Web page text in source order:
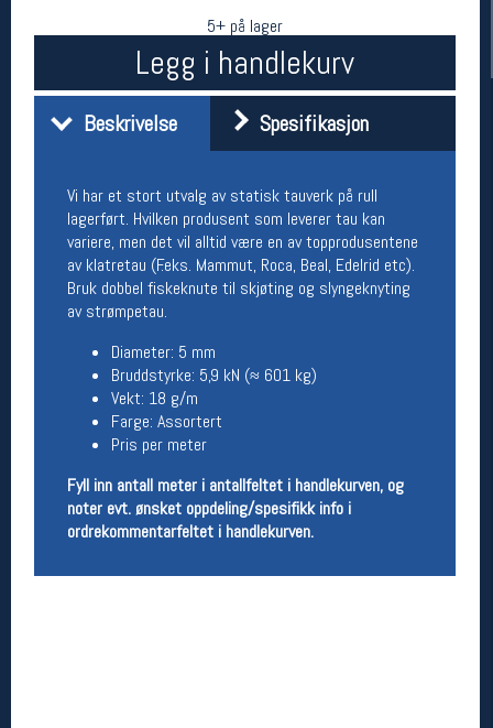
5+ på lager
Legg i handlekurv
Beskrivelse Spesifikasjon
Vi har et stort utvalg av statisk tauverk på rull
lagerført. Hvilken produsent som leverer tau kan
variere, men det vil alltid være en av topprodusentene
av klatretau (F.eks. Mammut, Roca, Beal, Edelrid etc).
Bruk dobbel fiskeknute til skjøting og slyngeknyting
av strømpetau.
Diameter: 5 mm
Bruddstyrke: 5,9 kN (≈ 601 kg)
Vekt: 18 g/m
Farge: Assortert
Pris per meter
Fyll inn antall meter i antallfeltet i handlekurven, og
noter evt. ønsket oppdeling/spesifikk info i
ordrekommentarfeltet i handlekurven.
Her finner du oss
Oslo Sportslager
Torggata 20
0183 Oslo
Telefon: 23 32 62 00
(telefontid man-fredag klokken 10-13)
Vis i kart
Om oss
Kontakt oss
Man-Fredag:
11-18
Lørdag:
11-16